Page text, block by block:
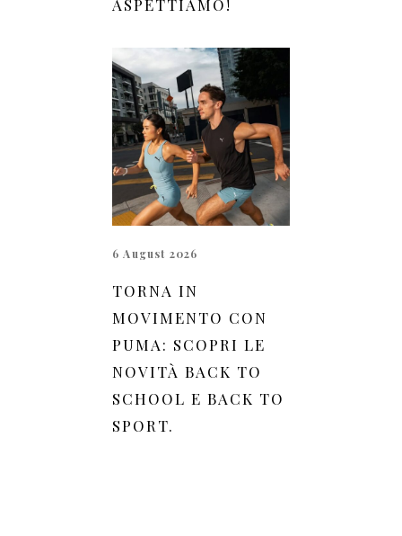
ASPETTIAMO!
6 August 2026
TORNA IN
MOVIMENTO CON
PUMA: SCOPRI LE
NOVITÀ BACK TO
SCHOOL E BACK TO
SPORT.